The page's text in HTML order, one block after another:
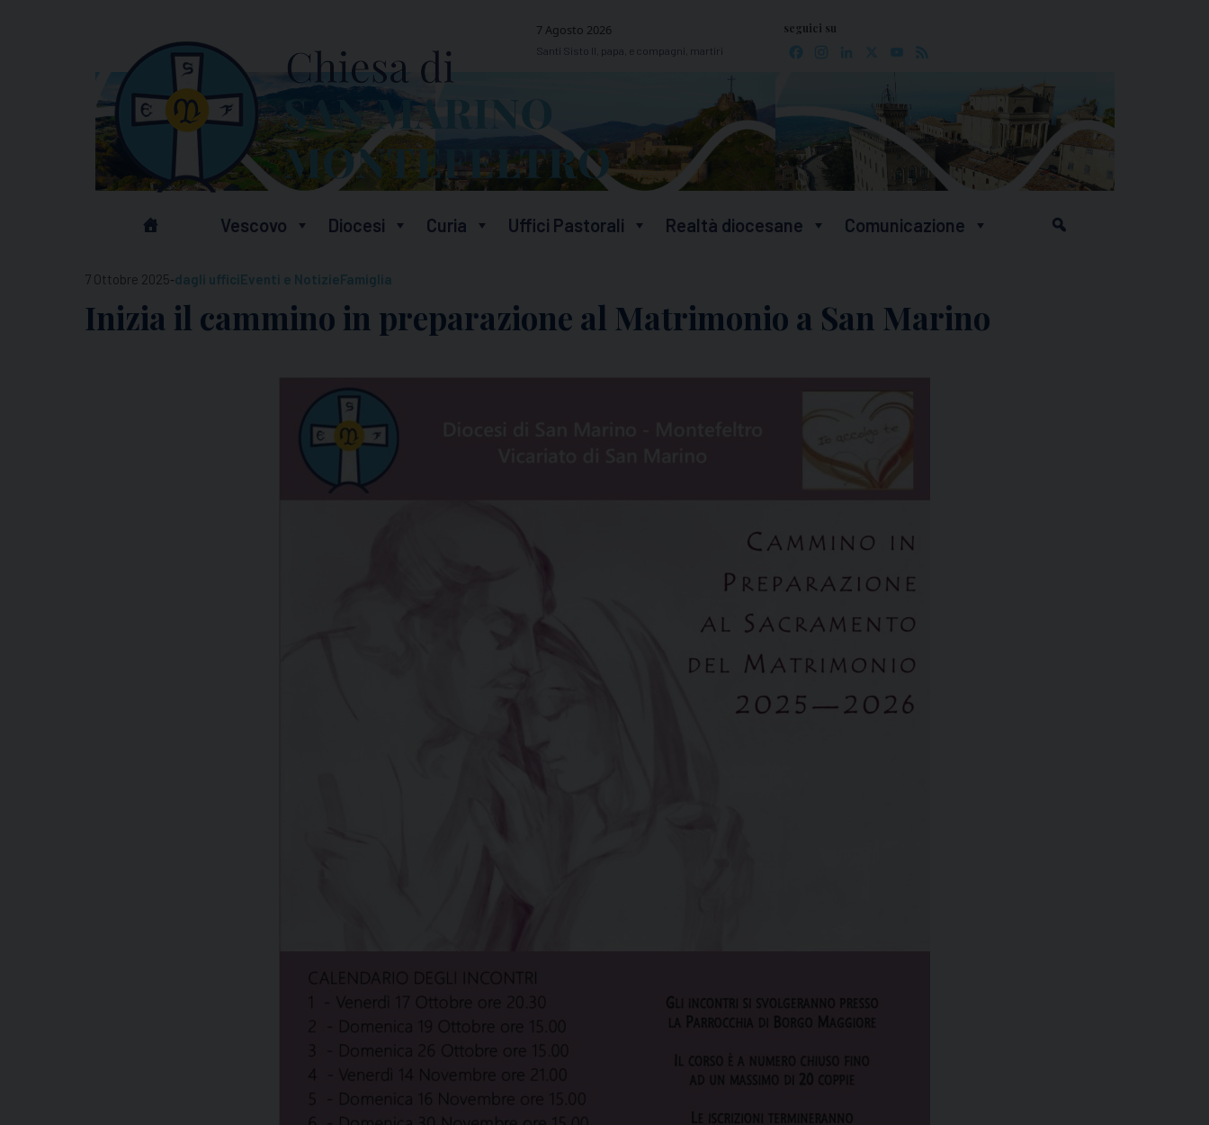
7 Agosto 2026
Santi Sisto II, papa, e compagni, martiri
seguici su
Facebook
Instagram
LinkedIn YouTube
Vescovo Diocesi Curia Uffici Pastorali Realtà diocesane Comunicazione
7 Ottobre 2025-dagli ufficiEventi e NotizieFamiglia
Inizia il cammino in preparazione al Matrimonio a San Marino